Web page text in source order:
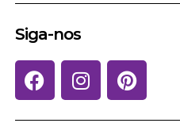
Siga-nos
F
a
I
n
P
i